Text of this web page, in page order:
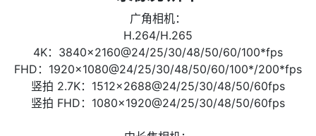
广角相机：
H.264/H.265
4K：3840×2160@24/25/30/48/50/60/100*fps
FHD：1920×1080@24/25/30/48/50/60/100*/200*fps
竖拍 2.7K：1512×2688@24/25/30/48/50/60fps
竖拍 FHD：1080×1920@24/25/30/48/50/60fps